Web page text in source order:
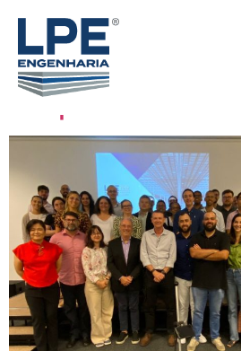
Palestra técnica
Numbers reúne
Grupo Monto